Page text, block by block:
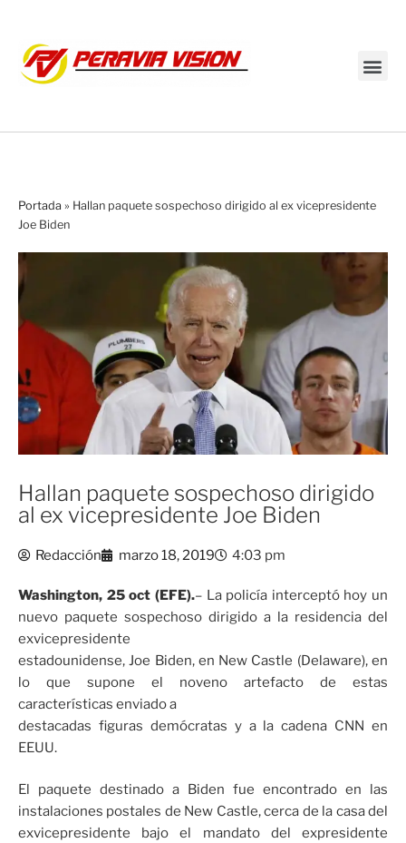
Portada » Hallan paquete sospechoso dirigido al ex vicepresidente
Joe Biden
Hallan paquete sospechoso dirigido
al ex vicepresidente Joe Biden
Redacción marzo 18, 2019 4:03 pm
Washington, 25 oct (EFE).– La policía interceptó hoy un
nuevo paquete sospechoso dirigido a la residencia del
exvicepresidente
estadounidense, Joe Biden, en New Castle (Delaware), en
lo que supone el noveno artefacto de estas
características enviado a
destacadas figuras demócratas y a la cadena CNN en
EEUU.
El paquete destinado a Biden fue encontrado en las
instalaciones postales de New Castle, cerca de la casa del
exvicepresidente bajo el mandato del expresidente